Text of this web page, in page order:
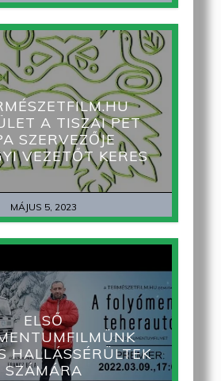
MÁJUS 5, 2023
A TISZAI PET
SZERVEZŐJE
VEZETŐT KERES
ELSŐ
HALLÁSSÉRÜLTEK
SZÁMÁRA